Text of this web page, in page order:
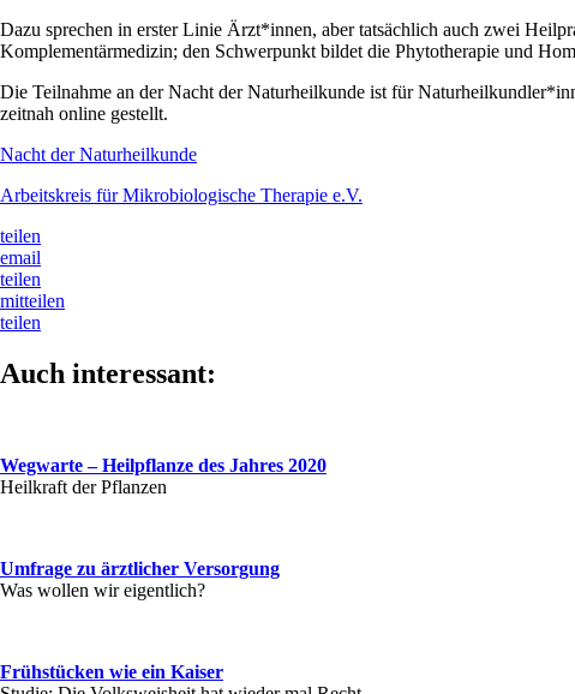
Dazu sprechen in erster Linie Ärzt*innen, aber tatsächlich auch zwei
Komplementärmedizin; den Schwerpunkt bildet die Phytotherapie und
Die Teilnahme an der Nacht der Naturheilkunde ist für
zeitnah online gestellt.
Nacht der Naturheilkunde
Arbeitskreis für Mikrobiologische Therapie e.V.
teilen
email
teilen
mitteilen
teilen
Auch interessant:
Wegwarte – Heilpflanze des Jahres 2020
Heilkraft der Pflanzen
Umfrage zu ärztlicher Versorgung
Was wollen wir eigentlich?
Frühstücken wie ein Kaiser